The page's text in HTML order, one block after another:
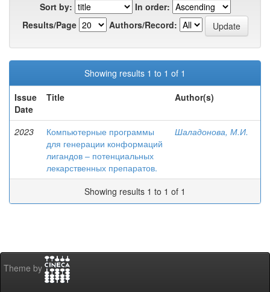
Sort by:
In order:
Results/Page
Authors/Record:
Showing results 1 to 1 of 1
Issue
Date
Title Author(s)
2023
Компьютерные программы
для генерации конформаций
лигандов – потенциальных
лекарственных препаратов.
Шаладонова, М.И.
Showing results 1 to 1 of 1
Theme by